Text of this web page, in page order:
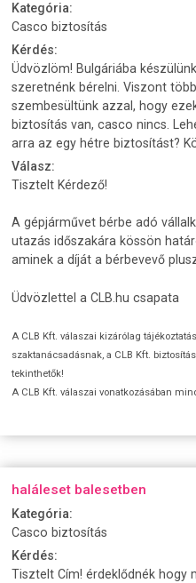
Kategória:
Casco biztosítás
Kérdés:
Üdvözlöm! Bulgáriába
szeretnénk bérelni. Viszont
szembesültünk azzal, hogy
biztosítás van, casco nincs.
arra az egy hétre biztosítást?
Válasz:
Tisztelt Kérdező!
A gépjárművet bérbe adó
utazás időszakára kössön
aminek a díját a bérbevevő
Üdvözlettel a CLB.hu csapata
A CLB Kft. válaszai kizárólag
szaktanácsadásnak, a CLB Kft.
tekinthetők!
A CLB Kft. válaszai vonatkozásában
haláleset balesetben
Kategória:
Casco biztosítás
Kérdés:
Tisztelt Cím! érdeklődnék hogy